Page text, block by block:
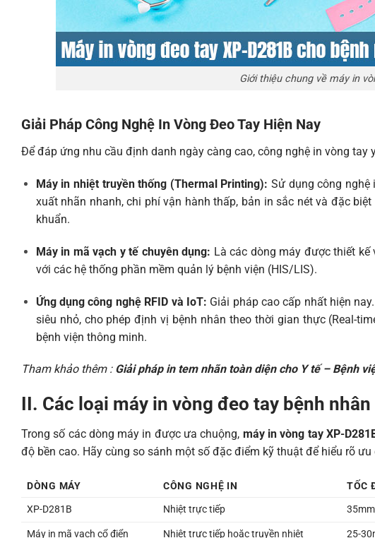
Giới thiệu chung về máy in
Giải Pháp Công Nghệ In Vòng Đeo Tay Hiện Nay
Để đáp ứng nhu cầu định danh ngày càng cao, công nghệ in vòng
Máy in nhiệt truyền thống (Thermal Printing): Sử dụng công nghệ
xuất nhãn nhanh, chi phí vận hành thấp, bản in sắc nét và đặc
khuẩn.
Máy in mã vạch y tế chuyên dụng: Là các dòng máy được thiết
với các hệ thống phần mềm quản lý bệnh viện (HIS/LIS).
Ứng dụng công nghệ RFID và IoT: Giải pháp cao cấp nhất hiện
siêu nhỏ, cho phép định vị bệnh nhân theo thời gian thực (Real-
bệnh viện thông minh.
Tham khảo thêm : Giải pháp in tem nhãn toàn diện cho Y tế – Bệnh
II. Các loại máy in vòng đeo tay bệnh
Trong số các dòng máy in được ưa chuộng, máy in vòng tay XP-
độ bền cao. Hãy cùng so sánh một số đặc điểm kỹ thuật để hiểu rõ
DÒNG MÁY CÔNG NGHỆ IN TỐC
XP-D281B
Nhiệt trực tiếp
Máy in mã vạch cổ điển Nhiệt trực tiếp hoặc truyền nhiệt 25-